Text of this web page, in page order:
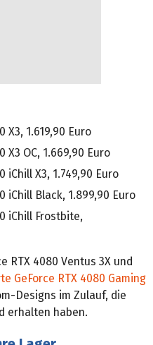
X3, 1.619,90 Euro
X3 OC, 1.669,90 Euro
iChill X3, 1.749,90 Euro
iChill Black, 1.899,90 Euro
iChill Frostbite,
RTX 4080 Ventus 3X und
GeForce RTX 4080 Gaming
Designs im Zulauf, die
erhalten haben.